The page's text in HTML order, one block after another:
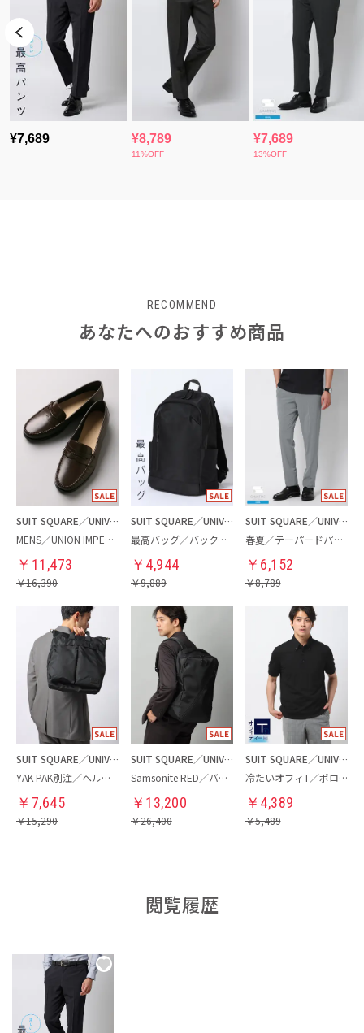
RECOMMEND
あなたへのおすすめ商品
SUIT SQUARE／UNIVERSAL LANGUAGE
MENS／UNION IMPERIAL監修／コインローファー
￥ 11,473
￥16,390
SUIT SQUARE／UNIVERSAL LANGUAGE
最高バッグ／バックパック
￥ 4,944
￥9,889
SUIT SQUARE／UNIVERSAL LANGUAGE
春夏／テーパードパンツ
￥ 6,152
￥8,789
SUIT SQUARE／UNIVERSAL LANGUAGE
YAK PAK別注／ヘルメットバッグ
￥ 7,645
￥15,290
SUIT SQUARE／UNIVERSAL LANGUAGE
Samsonite RED／バックパック
￥ 13,200
￥26,400
SUIT SQUARE／UNIVERSAL LANGUAGE
冷たいオフィT／ポロシャツ
￥ 4,389
￥5,489
閲覧履歴